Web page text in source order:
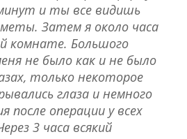
и ты все видишь
Затем я около часа
комнате. Большого
не было как и не было
только некоторое
глаза и немного
после операции у всех
3 часа всякий